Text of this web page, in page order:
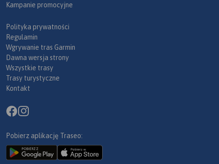
Kampanie promocyjne
Polityka prywatności
Regulamin
Wgrywanie tras Garmin
Dawna wersja strony
Wszystkie trasy
Trasy turystyczne
Kontakt
Pobierz aplikację Traseo: